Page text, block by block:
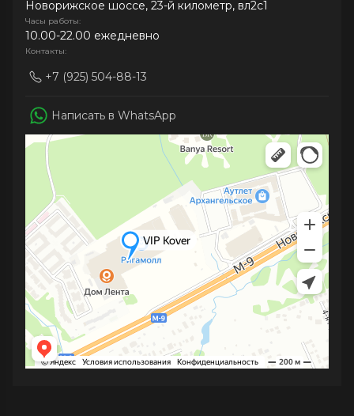
Новорижское шоссе, 23-й километр, вл2с1
Часы работы:
10.00-22.00 ежедневно
Контакты:
+7 (925) 504-88-13
Написать в WhatsApp